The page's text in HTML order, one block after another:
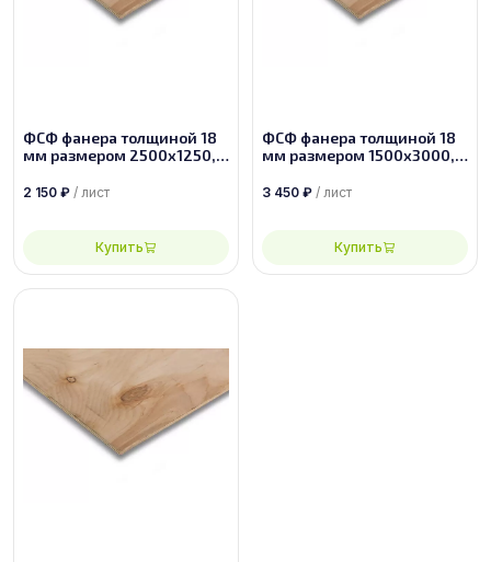
ФСФ фанера толщиной 18
мм размером 2500х1250,
2 150 ₽ / лист
Купить
ФСФ фанера толщиной 18
мм размером 1500х3000,
3 450 ₽ / лист
Купить